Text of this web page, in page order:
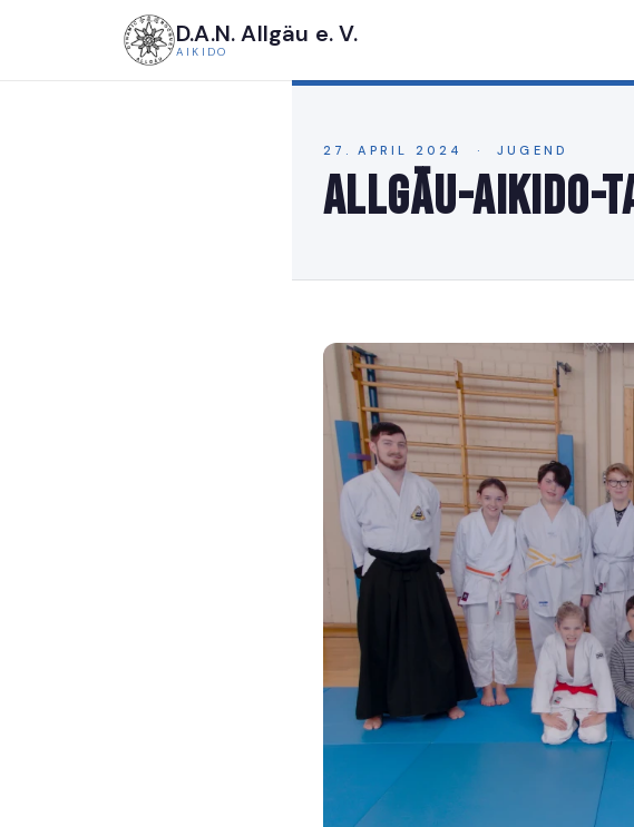
D.A.N. Allgäu e. V.
AIKIDO
27. APRIL 2024 · JUGEND
Allgäu-Aikido-